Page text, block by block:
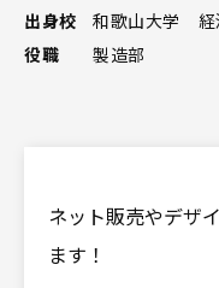
出身校
和歌山大学 経
役職
製造部
ネット販売やデザ
ます！